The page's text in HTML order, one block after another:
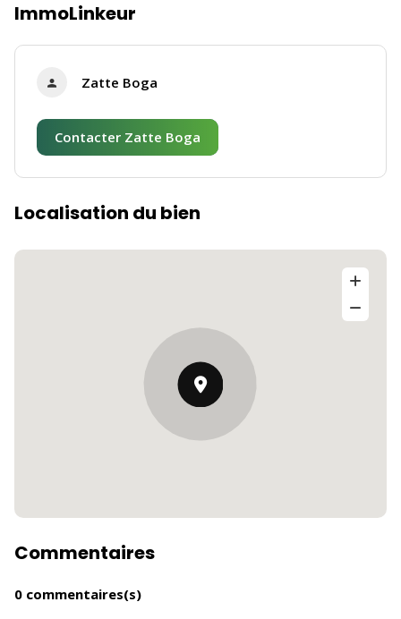
ImmoLinkeur
Zatte Boga
Contacter Zatte Boga
Localisation du bien
Commentaires
0 commentaires(s)